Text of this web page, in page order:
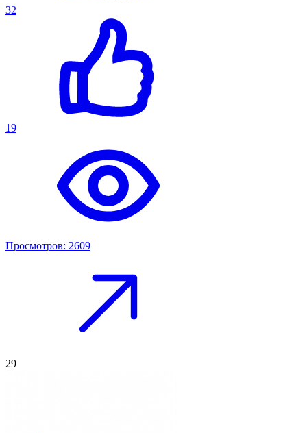
32
19
Просмотров: 2609
29